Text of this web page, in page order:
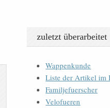
zuletzt überarbeitet
Wappenkunde
Liste der Artikel im
Familjefuerscher
Velofueren